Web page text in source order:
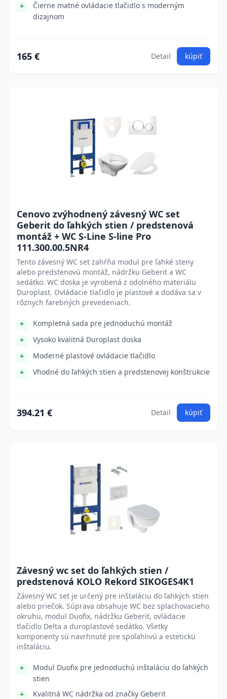
Čierne matné ovládacie tlačidlo s moderným
dizajnom
165 € Detail kúpiť
Cenovo zvýhodnený závesný WC set
Geberit do ľahkých stien / predstenová
montáž + WC S-Line S-line Pro
111.300.00.5NR4
Tento závesný WC set zahŕňa modul pre ľahké steny
alebo predstenovú montáž, nádržku Geberit a WC
sedátko. WC doska je vyrobená z odolného materiálu
Duroplast. Ovládacie tlačidlo je plastové a dodáva sa v
rôznych farebných prevedeniach.
Kompletná sada pre jednoduchú montáž
Vysoko kvalitná Duroplast doska
Moderné plastové ovládacie tlačidlo
Vhodné do ľahkých stien a predstenovej konštrukcie
394.21 € Detail kúpiť
Závesný wc set do ľahkých stien /
predstenová KOLO Rekord SIKOGES4K1
Závesný WC set je určený pre inštaláciu do ľahkých stien
alebo priečok. Súprava obsahuje WC bez splachovacieho
okruhu, modul Duofix, nádržku Geberit, ovládacie
tlačidlo Delta a duroplastové sedátko. Všetky
komponenty sú navrhnuté pre spoľahlivú a estetickú
inštaláciu.
Modul Duofix pre jednoduchú inštaláciu do ľahkých
stien
Kvalitná WC nádržka od značky Geberit